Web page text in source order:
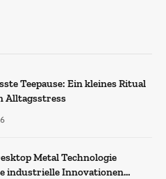
Teepause: Ein kleines Ritual
Alltagsstress
Metal Technologie
industrielle Innovationen